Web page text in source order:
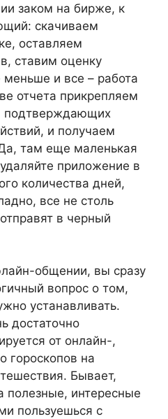
заком на бирже, к
скачиваем
оставляем
ставим оценку
меньше и все – работа
отчета прикрепляем
подтверждающих
и получаем
там еще маленькая
приложение в
количества дней,
все не столь
в черный
общении, вы сразу
вопрос о том,
устанавливать.
достаточно
от онлайн-,
гороскопов на
Бывает,
полезные, интересные
пользуешься с